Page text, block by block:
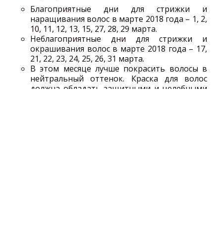
Благоприятные дни для стрижки и
наращивания волос в марте 2018 года – 1, 2,
10, 11, 12, 13, 15, 27, 28, 29 марта.
Неблагоприятные дни для стрижки и
окрашивания волос в марте 2018 года – 17,
21, 22, 23, 24, 25, 26, 31 марта.
В этом месяце лучше покрасить волосы в
нейтральный оттенок. Краска для волос
должна обладать защитными и целебными